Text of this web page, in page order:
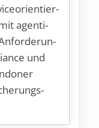
agen­ti­
und